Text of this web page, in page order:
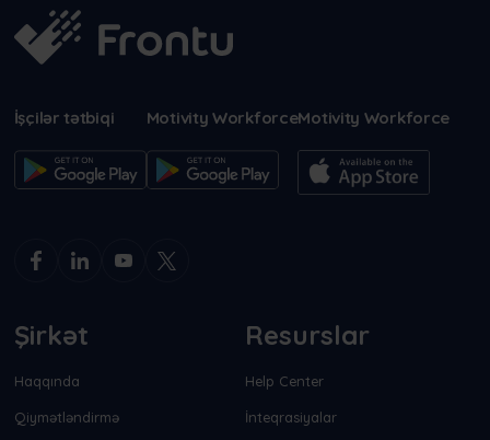
İşçilər tətbiqi Motivity WorkforceMotivity Workforce
Şirkət
Haqqında
Qiymətləndirmə
Resurslar
Help Center
İnteqrasiyalar